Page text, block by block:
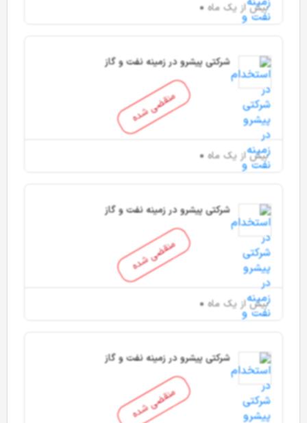
بیش از یک ماه
منقضی شده
شرکتی پیشرو در زمینه نفت و گاز
بیش از یک ماه
منقضی شده
شرکتی پیشرو در زمینه نفت و گاز
بیش از یک ماه
منقضی شده
شرکتی پیشرو در زمینه نفت و گاز